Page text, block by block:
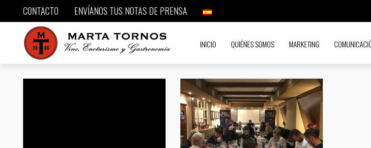
CONTACTO ENVÍANOS TUS NOTAS DE PRENSA
INICIO QUIÉNES SOMOS MARKETING